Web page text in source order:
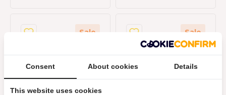
Sale Sale
Consent About cookies Details
This website uses cookies